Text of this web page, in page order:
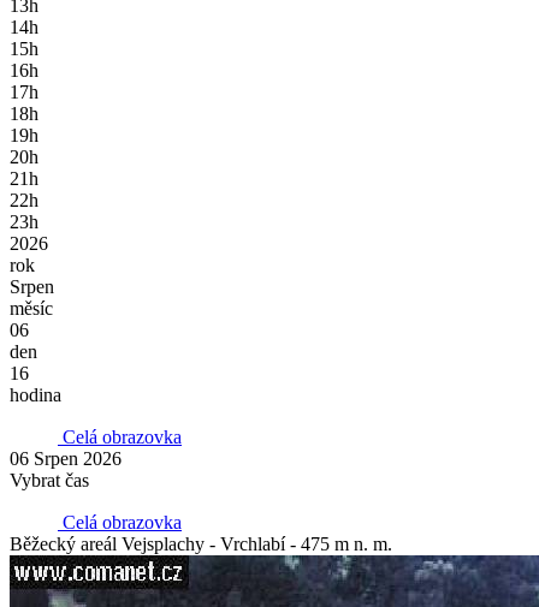
13h
14h
15h
16h
17h
18h
19h
20h
21h
22h
23h
2026
rok
Srpen
měsíc
06
den
16
hodina
Celá obrazovka
06 Srpen 2026
Vybrat čas
Celá obrazovka
Běžecký areál Vejsplachy - Vrchlabí - 475 m n. m.